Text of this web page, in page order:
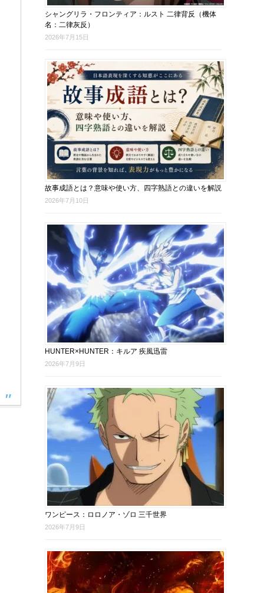
シャングリラ・フロンティア：ルスト 二律背反（機体
名：二律灰反）
2026年7月15日
故事成語とは？意味や使い方、四字熟語との違いを解説
2026年7月10日
HUNTER×HUNTER：キルア 疾風迅雷
2026年7月9日
ワンピース：ロロノア・ゾロ 三千世界
2026年7月9日